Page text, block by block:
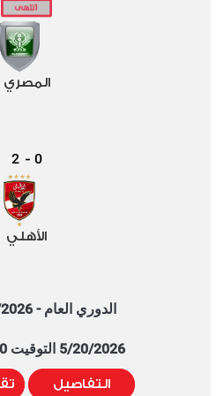
المصري
0
-
2
الأهلي
الدوري العام - 2025/2026
5/20/2026 التوقيت 8:00 PM
التفاصيل